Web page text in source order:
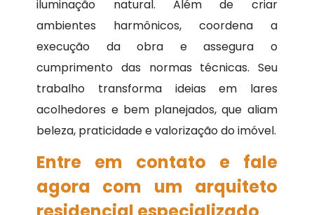
iluminação natural. Além de criar
ambientes harmônicos, coordena a
execução da obra e assegura o
cumprimento das normas técnicas. Seu
trabalho transforma ideias em lares
acolhedores e bem planejados, que aliam
beleza, praticidade e valorização do imóvel.
Entre em contato e fale
agora com um arquiteto